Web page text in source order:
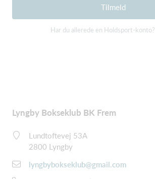
Tilmeld
Har du allerede en Holdsport-konto?
Lyngby Bokseklub BK Frem
Lundtoftevej 53A
2800 Lyngby
lyngbybokseklub@gmail.com